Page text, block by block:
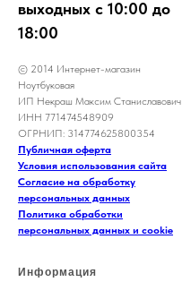
выходных с 10:00 до
18:00
© 2014 Интернет-магазин
Ноутбуковая
ИП Некраш Максим Станиславович
ИНН 771474548909
ОГРНИП: 314774625800354
Публичная оферта
Условия использования сайта
Согласие на обработку
персональных данных
Политика обработки
персональных данных и cookie
Информация